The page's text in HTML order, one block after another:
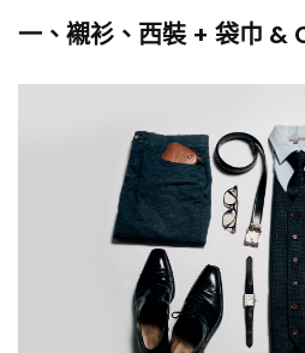
一、襯衫、西裝 + 袋巾 &